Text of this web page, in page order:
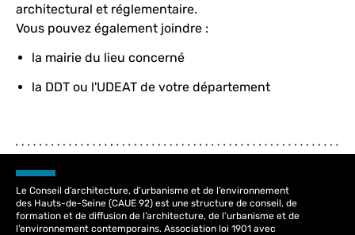
architectural et réglementaire.
Vous pouvez également joindre :
la mairie du lieu concerné
la DDT ou l'UDEAT de votre département
Le Conseil d’architecture, d’urbanisme et de l’environnement
des Hauts-de-Seine (CAUE 92) est une structure de conseil, de
formation et de diffusion de l’architecture, de l’urbanisme et de
l’environnement contemporains. Association loi 1901 avec